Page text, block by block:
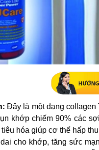
Đây là một dạng collagen
khớp chiếm 90% các
hóa giúp cơ thể hấp
cho khớp, tăng sức